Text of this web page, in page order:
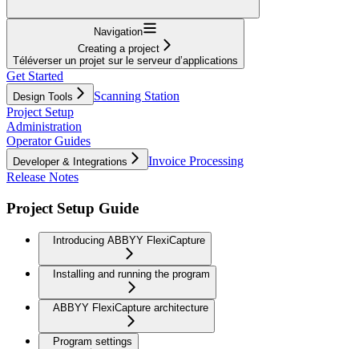
Navigation
Creating a project
Téléverser un projet sur le serveur d’applications
Get Started
Design Tools
Scanning Station
Project Setup
Administration
Operator Guides
Developer & Integrations
Invoice Processing
Release Notes
Project Setup Guide
Introducing ABBYY FlexiCapture
Installing and running the program
ABBYY FlexiCapture architecture
Program settings